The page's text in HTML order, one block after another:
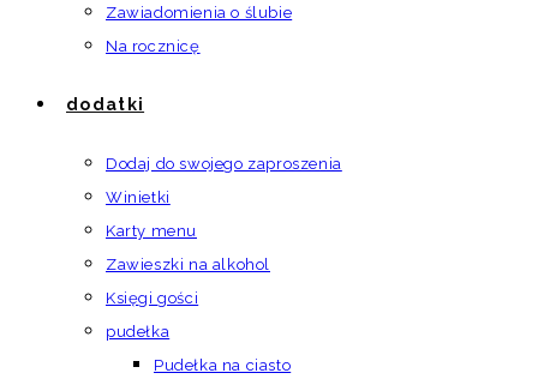
Zawiadomienia o ślubie
Na rocznicę
dodatki
Dodaj do swojego zaproszenia
Winietki
Karty menu
Zawieszki na alkohol
Księgi gości
pudełka
Pudełka na ciasto